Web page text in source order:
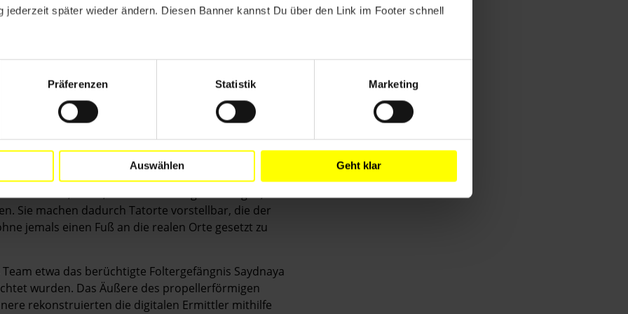
jederzeit später wieder ändern. Diesen Banner kannst Du über den Link im Footer schnell
Präferenzen Statistik Marketing
Auswählen Geht klar
und Bürger die Ermittlungen
ist Leiter des Rechercheinstituts Forensic
Bislang umfasste Forensik als Wissenschaft
kleinen Kreis eingeweihter Experten. Die
der Satellitentechnik und die schnelle
Massenprojekt gemacht. So kann jeder aus der
legen. Umso wichtiger werden
den zuständigen Gerichtshöfen vorlegen.
Fotos, Videos und Zeugenaussagen, um
Sie machen dadurch Tatorte vorstellbar, die der
jemals einen Fuß an die realen Orte gesetzt zu
etwa das berüchtigte Foltergefängnis Saydnaya
wurden. Das Äußere des propellerförmigen
rekonstruierten die digitalen Ermittler mithilfe